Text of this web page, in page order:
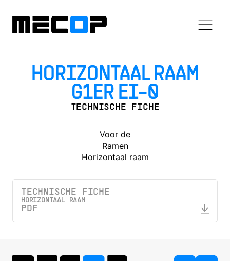
HORIZONTAAL RAAM
G1ER EI-0
TECHNISCHE FICHE
Voor de
Ramen
Horizontaal raam
TECHNISCHE FICHE
HORIZONTAAL RAAM
PDF